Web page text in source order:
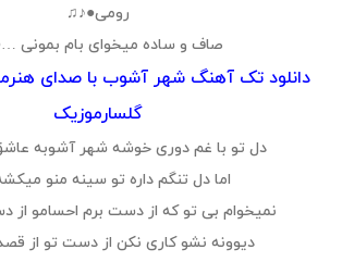
رومی●♪♫
صاف و ساده میخوای بام بمونی
دانلود تک آهنگ شهر آشوب با صدای
گلسارموزیک
دل تو با غم دوری خوشه شهر آشوبه
اما دل تنگم داره تو سینه منو
نمیخوام بی تو که از دست برم احسامو
دیوونه نشو کاری نکن از دست تو از